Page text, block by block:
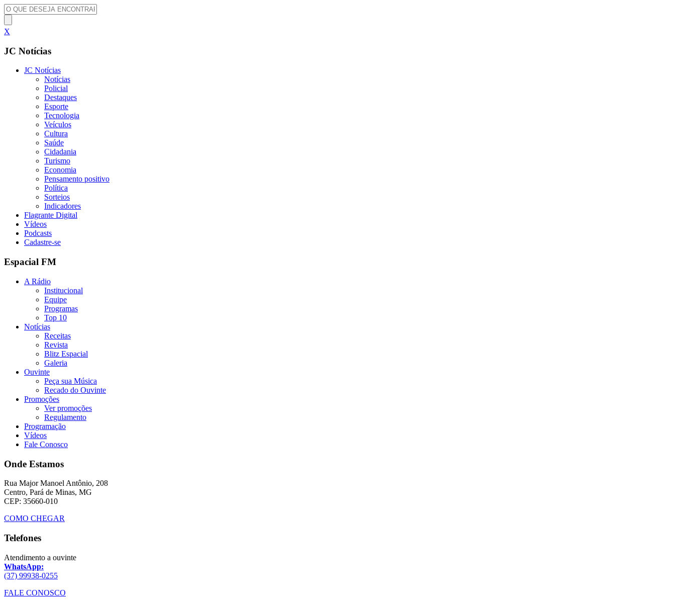
X
JC Notícias
JC Notícias
Notícias
Policial
Destaques
Esporte
Tecnologia
Veículos
Cultura
Saúde
Cidadania
Turismo
Economia
Pensamento positivo
Política
Sorteios
Indicadores
Flagrante Digital
Vídeos
Podcasts
Cadastre-se
Espacial FM
A Rádio
Institucional
Equipe
Programas
Top 10
Notícias
Receitas
Revista
Blitz Espacial
Galeria
Ouvinte
Peça sua Música
Recado do Ouvinte
Promoções
Ver promoções
Regulamento
Programação
Vídeos
Fale Conosco
Onde Estamos
Rua Major Manoel Antônio, 208
Centro, Pará de Minas, MG
CEP: 35660-010
COMO CHEGAR
Telefones
Atendimento a ouvinte
WhatsApp:
(37) 99938-0255
FALE CONOSCO